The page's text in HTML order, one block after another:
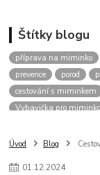
Štítky blogu
příprava na miminko
prevence
porod
cestování s miminkem
Vybavička pro miminko
Úvod Blog
01.12.2024